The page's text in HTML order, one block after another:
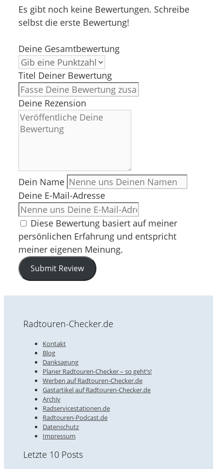
Es gibt noch keine Bewertungen. Schreibe
selbst die erste Bewertung!
Deine Gesamtbewertung
Titel Deiner Bewertung
Deine Rezension
Dein Name
Deine E-Mail-Adresse
Diese Bewertung basiert auf meiner
persönlichen Erfahrung und entspricht
meiner eigenen Meinung.
Submit Review
Radtouren-Checker.de
Kontakt
Blog
Danksagung
Planer Radtouren-Checker – so geht’s!
Werben auf Radtouren-Checker.de
Gastartikel auf Radtouren-Checker.de
Archiv
Radservicestationen.de
Radtouren-Podcast.de
Datenschutz
Impressum
Letzte 10 Posts